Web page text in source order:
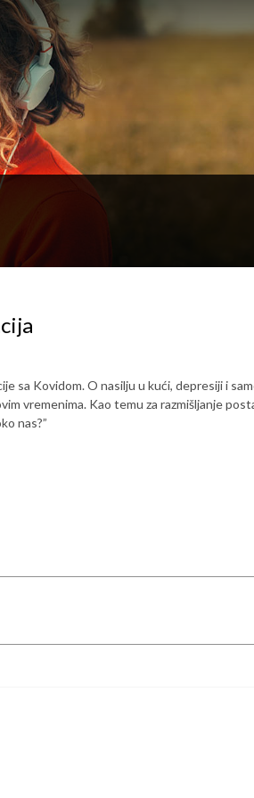
sa Kovidom. O nasilju u kući, depresiji i
vremenima. Kao temu za razmišljanje
nas?”